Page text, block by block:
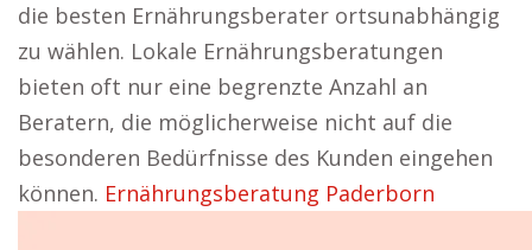
die besten Ernährungsberater ortsunabhängig
zu wählen. Lokale Ernährungsberatungen
bieten oft nur eine begrenzte Anzahl an
Beratern, die möglicherweise nicht auf die
besonderen Bedürfnisse des Kunden eingehen
können. Ernährungsberatung Paderborn